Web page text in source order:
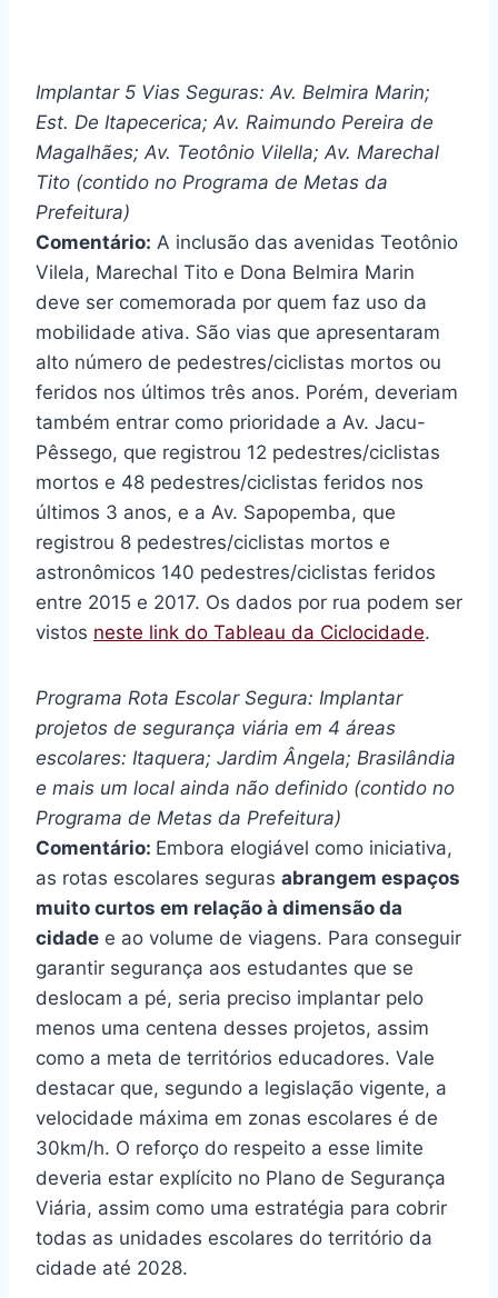
Implantar 5 Vias Seguras: Av. Belmira Marin;
Est. De Itapecerica; Av. Raimundo Pereira de
Magalhães; Av. Teotônio Vilella; Av. Marechal
Tito (contido no Programa de Metas da
Prefeitura)
Comentário: A inclusão das avenidas Teotônio
Vilela, Marechal Tito e Dona Belmira Marin
deve ser comemorada por quem faz uso da
mobilidade ativa. São vias que apresentaram
alto número de pedestres/ciclistas mortos ou
feridos nos últimos três anos. Porém, deveriam
também entrar como prioridade a Av. Jacu-
Pêssego, que registrou 12 pedestres/ciclistas
mortos e 48 pedestres/ciclistas feridos nos
últimos 3 anos, e a Av. Sapopemba, que
registrou 8 pedestres/ciclistas mortos e
astronômicos 140 pedestres/ciclistas feridos
entre 2015 e 2017. Os dados por rua podem ser
vistos neste link do Tableau da Ciclocidade.
Programa Rota Escolar Segura: Implantar
projetos de segurança viária em 4 áreas
escolares: Itaquera; Jardim Ângela; Brasilândia
e mais um local ainda não definido (contido no
Programa de Metas da Prefeitura)
Comentário: Embora elogiável como iniciativa,
as rotas escolares seguras abrangem espaços
muito curtos em relação à dimensão da
cidade e ao volume de viagens. Para conseguir
garantir segurança aos estudantes que se
deslocam a pé, seria preciso implantar pelo
menos uma centena desses projetos, assim
como a meta de territórios educadores. Vale
destacar que, segundo a legislação vigente, a
velocidade máxima em zonas escolares é de
30km/h. O reforço do respeito a esse limite
deveria estar explícito no Plano de Segurança
Viária, assim como uma estratégia para cobrir
todas as unidades escolares do território da
cidade até 2028.